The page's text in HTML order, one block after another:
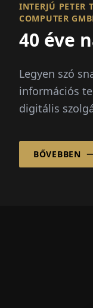
INTERJÚ PETER
COMPUTER
40 éve
Legyen szó
információs
digitális
BŐVEBBEN